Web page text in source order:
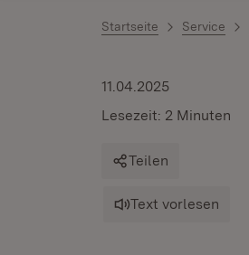
Startseite Service
11.04.2025
Lesezeit: 2 Minuten
Teilen
Text vorlesen